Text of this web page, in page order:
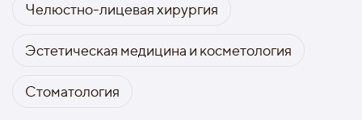
Челюстно-лицевая хирургия
Эстетическая медицина и косметология
Стоматология